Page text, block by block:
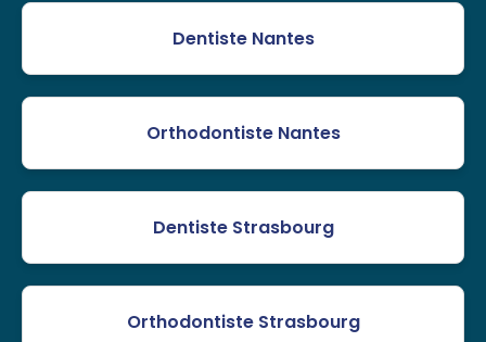
Dentiste Nantes
Orthodontiste Nantes
Dentiste Strasbourg
Orthodontiste Strasbourg